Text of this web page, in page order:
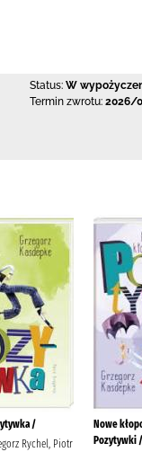
Status: W
Termin zwrotu: 2026/
/
Rychel, Piotr
Nowe
Pozytywki /